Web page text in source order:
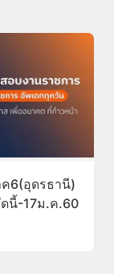
6(อุดรธานี)
นี้-17ม.ค.60